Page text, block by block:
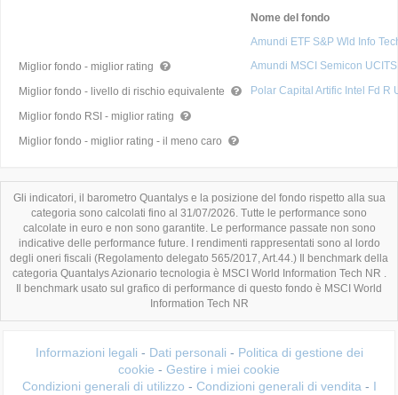
Nome del fondo
Amundi ETF S&P Wld Info
Miglior fondo - miglior rating
Amundi MSCI Semicon
Miglior fondo - livello di rischio equivalente Polar Capital Artific Intel Fd R
Miglior fondo RSI - miglior rating
Miglior fondo - miglior rating - il meno caro
Gli indicatori, il barometro Quantalys e la posizione del fondo rispetto alla sua
categoria sono calcolati fino al 31/07/2026. Tutte le performance sono
calcolate in euro e non sono garantite. Le performance passate non sono
indicative delle performance future. I rendimenti rappresentati sono al lordo
degli oneri fiscali (Regolamento delegato 565/2017, Art.44.) Il benchmark della
categoria Quantalys Azionario tecnologia è MSCI World Information Tech NR .
Il benchmark usato sul grafico di performance di questo fondo è MSCI World
Information Tech NR
Informazioni legali - Dati personali - Politica di gestione dei
cookie - Gestire i miei cookie
Condizioni generali di utilizzo - Condizioni generali di vendita - I